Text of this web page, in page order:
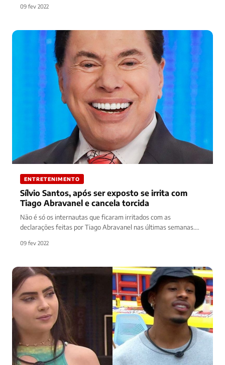
09 fev 2022
ENTRETENIMENTO
Sílvio Santos, após ser exposto se irrita com
Tiago Abravanel e cancela torcida
Não é só os internautas que ficaram irritados com as
declarações feitas por Tiago Abravanel nas últimas semanas.
09 fev 2022